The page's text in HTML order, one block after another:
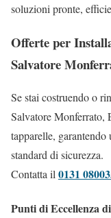
soluzioni pronte,
Offerte per
Salvatore
Se stai costruendo o
Salvatore Monferrato,
tapparelle,
standard di sicurezza.
Contatta il0131
Punti di Eccellenza